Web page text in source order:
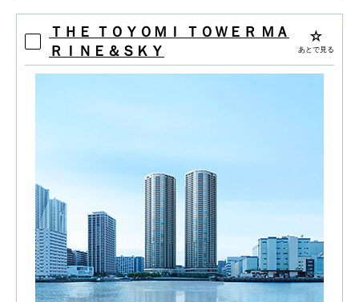
ＴＨＥ ＴＯＹＯＭＩ ＴＯＷＥＲ ＭＡ
ＲＩＮＥ＆ＳＫＹ
あとで見る